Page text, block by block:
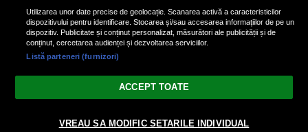
Utilizarea unor date precise de geolocație. Scanarea activă a caracteristicilor
dispozitivului pentru identificare. Stocarea și/sau accesarea informațiilor de pe un
dispozitiv. Publicitate și conținut personalizat, măsurători ale publicității și de
conținut, cercetarea audienței și dezvoltarea serviciilor.
Listă parteneri (furnizori)
ACCEPT TOATE
VREAU SA MODIFIC SETARILE INDIVIDUAL